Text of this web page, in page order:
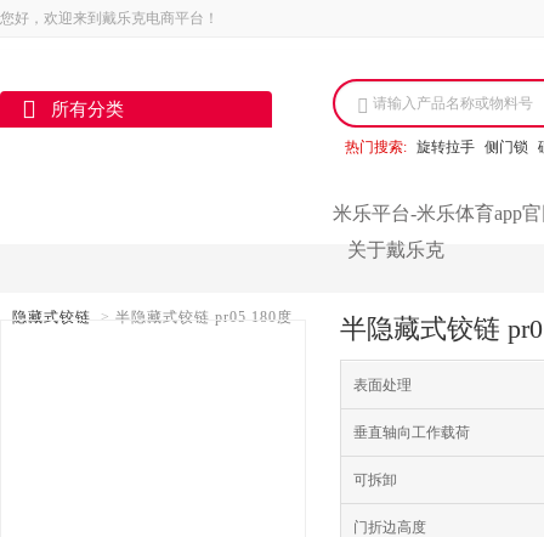
您好，欢迎来到戴乐克电商平台！
所有分类 请输入产品名称或物料号
热门搜索: 旋转拉手 侧门锁
米乐平台-米乐体育app
关于戴乐克
隐藏式铰链 > 半隐藏式铰链 pr05 180度 半隐藏式铰链
表面处理
垂直轴向工作载荷
可拆卸
门折边高度